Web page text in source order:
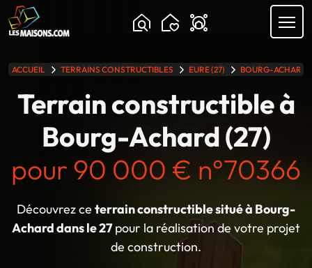
Chargement...
ACCUEIL TERRAINS CONSTRUCTIBLES EURE (27) BOURG-ACHARD
Terrain constructible à
Bourg-Achard (27)
pour 90 000 € n°70366
Découvrez ce terrain constructible situé à Bourg-
Achard dans le 27pour la réalisation de votre projet
de construction.